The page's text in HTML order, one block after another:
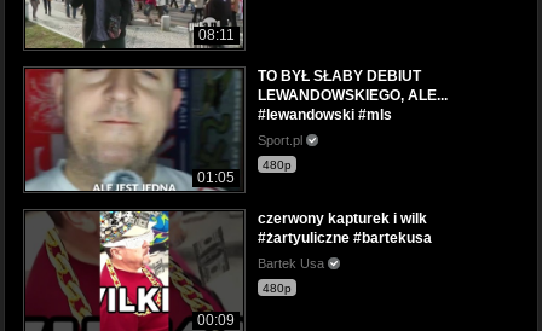
08:11
01:05
TO BYŁ SŁABY DEBIUT
LEWANDOWSKIEGO, ALE...
#lewandowski #mls
Sport.pl
480p
00:09
czerwony kapturek i wilk
#żartyuliczne #bartekusa
Bartek Usa
480p